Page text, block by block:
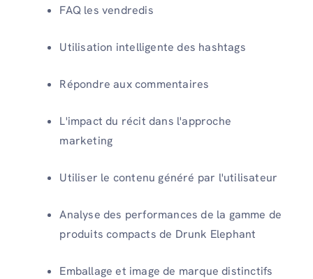
FAQ les vendredis
Utilisation intelligente des hashtags
Répondre aux commentaires
L'impact du récit dans l'approche
marketing
Utiliser le contenu généré par l'utilisateur
Analyse des performances de la gamme de
produits compacts de Drunk Elephant
Emballage et image de marque distinctifs